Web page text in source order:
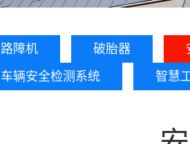
路障机 破胎器
车辆安全检测系统 智慧